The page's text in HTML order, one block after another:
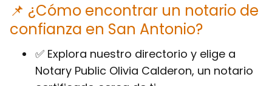
📌 ¿Cómo encontrar un notario de
confianza en San Antonio?
✅ Explora nuestro directorio y elige a
Notary Public Olivia Calderon, un notario